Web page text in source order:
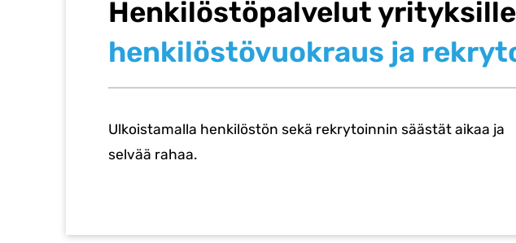
Henkilöstöpalvelut
henkilöstövuokraus ja
Ulkoistamalla henkilöstön sekä rekrytoinnin säästät aikaa ja
selvää rahaa.